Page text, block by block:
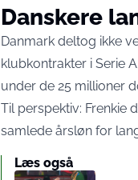
Danskere
Danmark deltog ikke
klubkontrakter i Serie
under de 25 millioner
Til perspektiv: Frenkie
samlede årsløn for
Læs også